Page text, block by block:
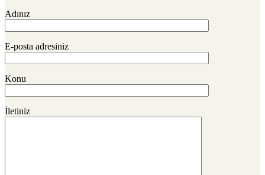
Adınız
E-posta adresiniz
Konu
İletiniz